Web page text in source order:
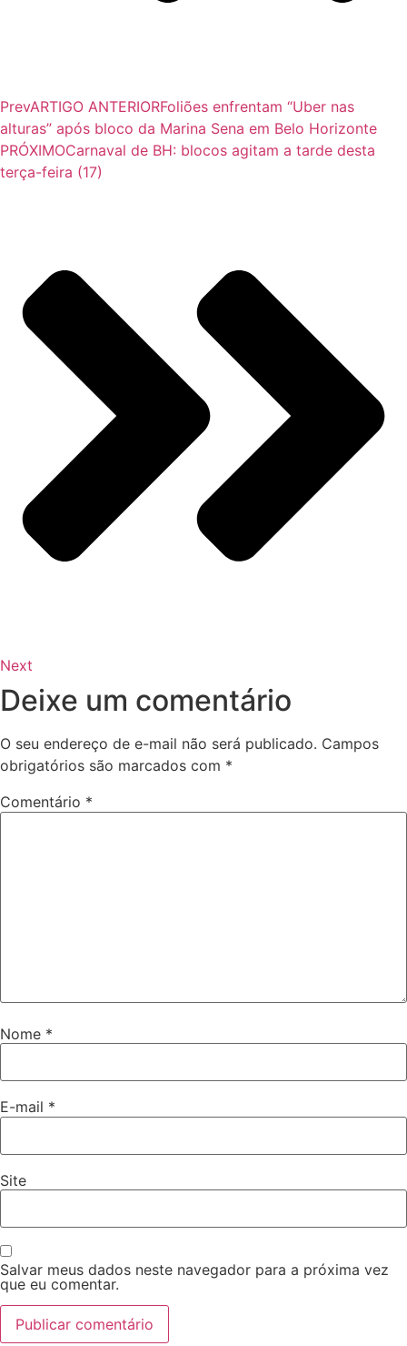
PrevARTIGO ANTERIORFoliões enfrentam “Uber nas
alturas” após bloco da Marina Sena em Belo Horizonte
PRÓXIMOCarnaval de BH: blocos agitam a tarde desta
terça-feira (17)
Next
Deixe um comentário
O seu endereço de e-mail não será publicado. Campos
obrigatórios são marcados com *
Comentário *
Nome *
E-mail *
Site
Salvar meus dados neste navegador para a próxima vez
que eu comentar.